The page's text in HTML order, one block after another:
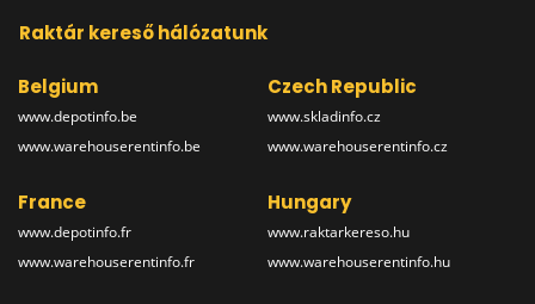
Raktár kereső hálózatunk
Belgium
www.depotinfo.be
www.warehouserentinfo.be
Czech Republic
www.skladinfo.cz
www.warehouserentinfo.cz
France
www.depotinfo.fr
www.warehouserentinfo.fr
Hungary
www.raktarkereso.hu
www.warehouserentinfo.hu